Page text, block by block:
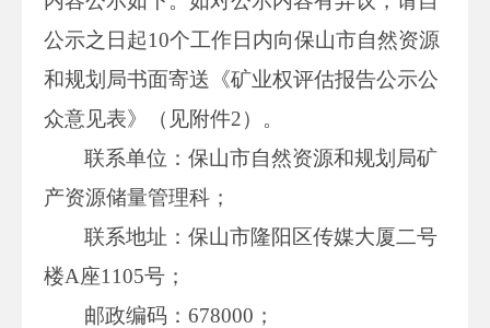
公示之日起10个工作日内向保山市自然资源
和规划局书面寄送《矿业权评估报告公示公
众意见表》（见附件2）。
联系单位：保山市自然资源和规划局矿
产资源储量管理科；
联系地址：保山市隆阳区传媒大厦二号
楼A座1105号；
邮政编码：678000；